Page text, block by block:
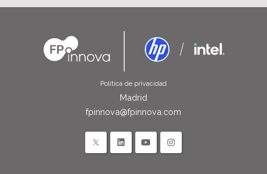
Política de privacidad
Madrid
fpinnova@fpinnova.com